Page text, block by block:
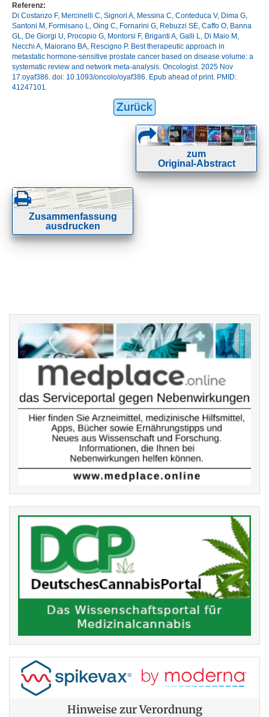
Referenz:
Di Costanzo F, Mercinelli C, Signori A, Messina C, Conteduca V, Dima G,
Santoni M, Formisano L, Oing C, Fornarini G, Rebuzzi SE, Caffo O, Banna
GL, De Giorgi U, Procopio G, Montorsi F, Briganti A, Galli L, Di Maio M,
Necchi A, Maiorano BA, Rescigno P. Best therapeutic approach in
metastatic hormone-sensitive prostate cancer based on disease volume: a
systematic review and network meta-analysis. Oncologist. 2025 Nov
17:oyaf386. doi: 10.1093/oncolo/oyaf386. Epub ahead of print. PMID:
41247101.
Zurück
zum
Original-Abstract
Zusammenfassung
ausdrucken
Hinweise zur Verordnung